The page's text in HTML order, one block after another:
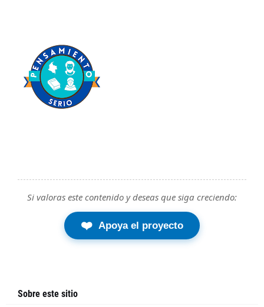
Si valoras este contenido y deseas que siga creciendo:
❤️ Apoya el proyecto
Sobre este sitio